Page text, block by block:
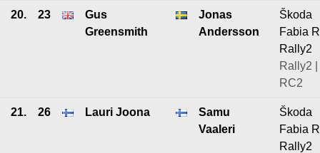
20. 23
Gus
Greensmith
Jonas
Andersson
Škoda
Fabia
Rally2
Rally2 |
RC2
21. 26 Lauri Joona
Samu
Vaaleri
Škoda
Fabia
Rally2